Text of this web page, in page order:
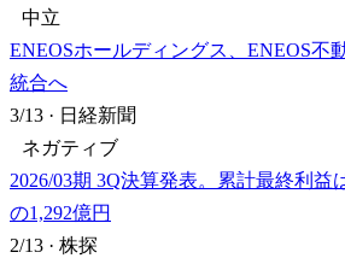
中立
ENEOSホールディングス、ENEOS不
統合へ
3/13 · 日経新聞
ネガティブ
2026/03期 3Q決算発表。累計最終利益
の1,292億円
2/13 · 株探